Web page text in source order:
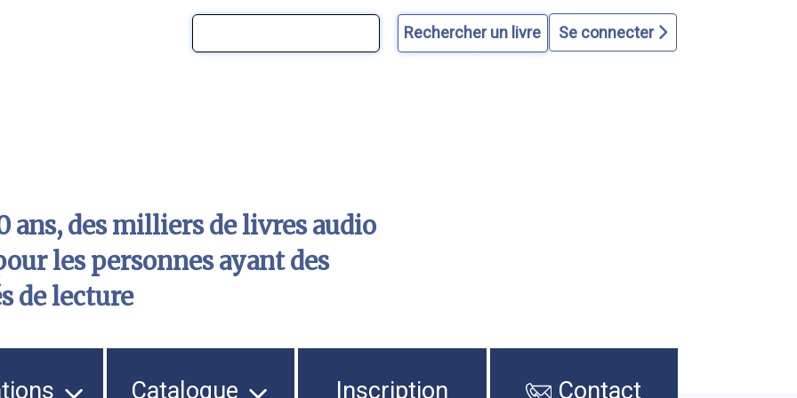
Se connecter
ans, des milliers de livres audio
les personnes ayant des
de lecture
Catalogue Inscription Contact